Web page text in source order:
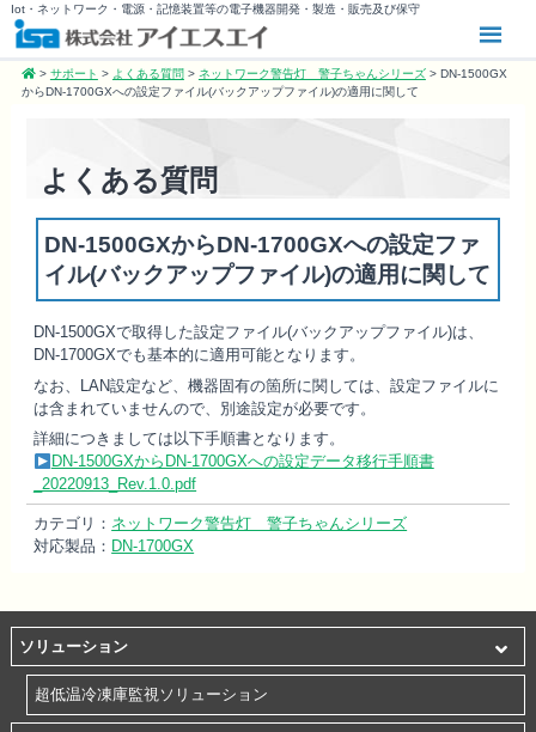
Iot・ネットワーク・電源・記憶装置等の電子機器開発・製造・販売及び保守
> サポート > よくある質問 > ネットワーク警告灯 警子ちゃんシリーズ> DN-1500GX
からDN-1700GXへの設定ファイル(バックアップファイル)の適用に関して
よくある質問
DN-1500GXからDN-1700GXへの設定ファ
イル(バックアップファイル)の適用に関して
DN-1500GXで取得した設定ファイル(バックアップファイル)は、
DN-1700GXでも基本的に適用可能となります。
なお、LAN設定など、機器固有の箇所に関しては、設定ファイルに
は含まれていませんので、別途設定が必要です。
詳細につきましては以下手順書となります。
DN-1500GXからDN-1700GXへの設定データ移行手順書
_20220913_Rev.1.0.pdf
カテゴリ： ネットワーク警告灯 警子ちゃんシリーズ
対応製品： DN-1700GX
ソリューション
超低温冷凍庫監視ソリューション